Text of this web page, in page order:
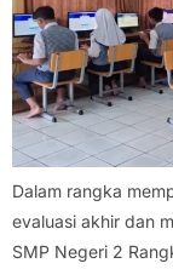
Dalam rangka
evaluasi akhir dan
SMP Negeri 2